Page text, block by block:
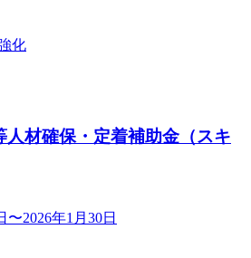
化
人材確保・定着補助金（スキ
〜2026年1月30日